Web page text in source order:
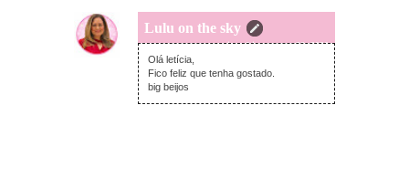
Lulu on the sky
quinta-feira, agosto 20, 2020
Olá letícia,
Fico feliz que tenha gostado.
big beijos